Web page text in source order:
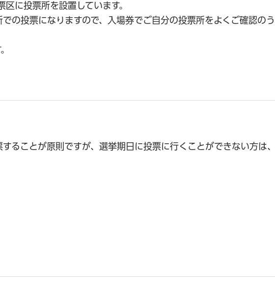
に投票所を設置しています。
の投票になりますので、入場券でご自分の投票所をよくご確認の
ることが原則ですが、選挙期日に投票に行くことができない方は